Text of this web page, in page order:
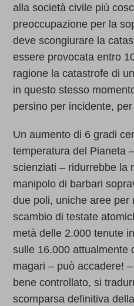
alla società civile più
preoccupazione per la
deve scongiurare la
essere provocata entro
ragione la catastrofe di
in questo stesso
persino per incidente,
Un aumento di 6 gradi
temperatura del Pianeta
scienziati – ridurrebbe la
manipolo di barbari
due poli, uniche aree per
scambio di testate
metà delle 2.000 tenute
sulle 16.000 attualmente
magari – può accadere!
bene controllato, si
scomparsa definitiva